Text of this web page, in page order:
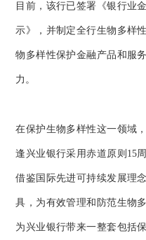
目前，该行已签署《银行业
示》，并制定全行生物多样
物多样性保护金融产品和服
力。
在保护生物多样性这一领域
逢兴业银行采用赤道原则15
借鉴国际先进可持续发展理
具，为有效管理和防范生物
为兴业银行带来一整套包括